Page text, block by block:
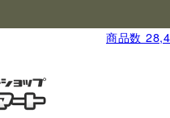
商品数